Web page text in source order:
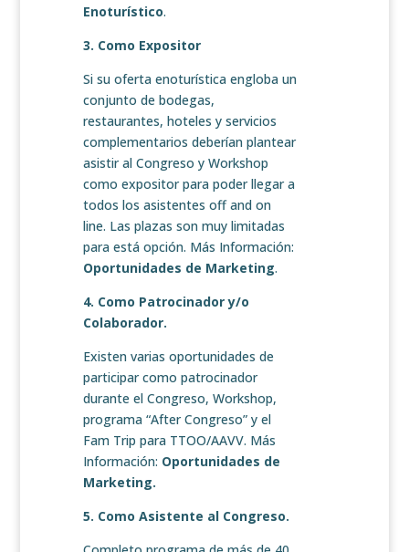
Enoturístico.
3. Como Expositor
Si su oferta enoturística engloba un
conjunto de bodegas,
restaurantes, hoteles y servicios
complementarios deberían plantear
asistir al Congreso y Workshop
como expositor para poder llegar a
todos los asistentes off and on
line. Las plazas son muy limitadas
para está opción. Más Información:
Oportunidades de Marketing.
4. Como Patrocinador y/o
Colaborador.
Existen varias oportunidades de
participar como patrocinador
durante el Congreso, Workshop,
programa “After Congreso” y el
Fam Trip para TTOO/AAVV. Más
Información: Oportunidades de
Marketing.
5. Como Asistente al Congreso.